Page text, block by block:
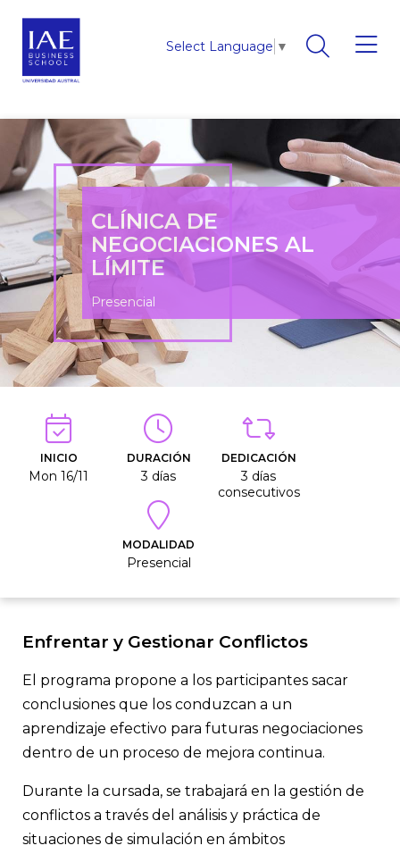
Select Language ▼
CLÍNICA DE
NEGOCIACIONES AL
LÍMITE
Presencial
INICIO
Mon 16/11
DURACIÓN
3 días
DEDICACIÓN
3 días
consecutivos
MODALIDAD
Presencial
Enfrentar y Gestionar Conflictos
El programa propone a los participantes sacar
conclusiones que los conduzcan a un
aprendizaje efectivo para futuras negociaciones
dentro de un proceso de mejora continua.
Durante la cursada, se trabajará en la gestión de
conflictos a través del análisis y práctica de
situaciones de simulación en ámbitos